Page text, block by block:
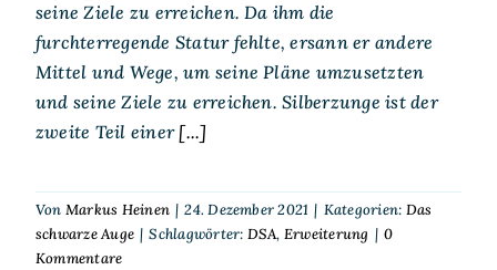
seine Ziele zu erreichen. Da ihm die
furchterregende Statur fehlte, ersann er andere
Mittel und Wege, um seine Pläne umzusetzten
und seine Ziele zu erreichen. Silberzunge ist der
zweite Teil einer[...]
Von Markus Heinen | 24. Dezember 2021 | Kategorien: Das
schwarze Auge | Schlagwörter: DSA, Erweiterung | 0
Kommentare